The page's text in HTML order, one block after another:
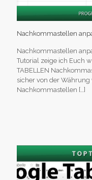
Nachkommastellen
Nachkommastellen
Tutorial zeige ich Euch
TABELLEN
sicher von der
Nachkommastellen […]